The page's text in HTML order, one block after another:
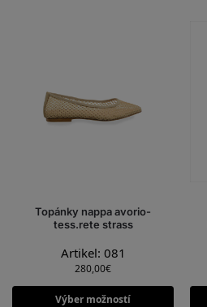
Topánky nappa avorio-
tess.rete strass
Artikel: 081
280,00€
Výber možností